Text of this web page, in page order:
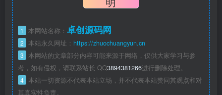
1 本网站名称： 卓创源码网
2 本站永久网址： https://zhuochuangyun.cn
3 本网站的文章部分内容可能来源于网络，仅供大家学习与参
考，如有侵权，请联系站长 QQ3894381266进行删除处理。
4 本站一切资源不代表本站立场，并不代表本站赞同其观点和对
其真实性负责。